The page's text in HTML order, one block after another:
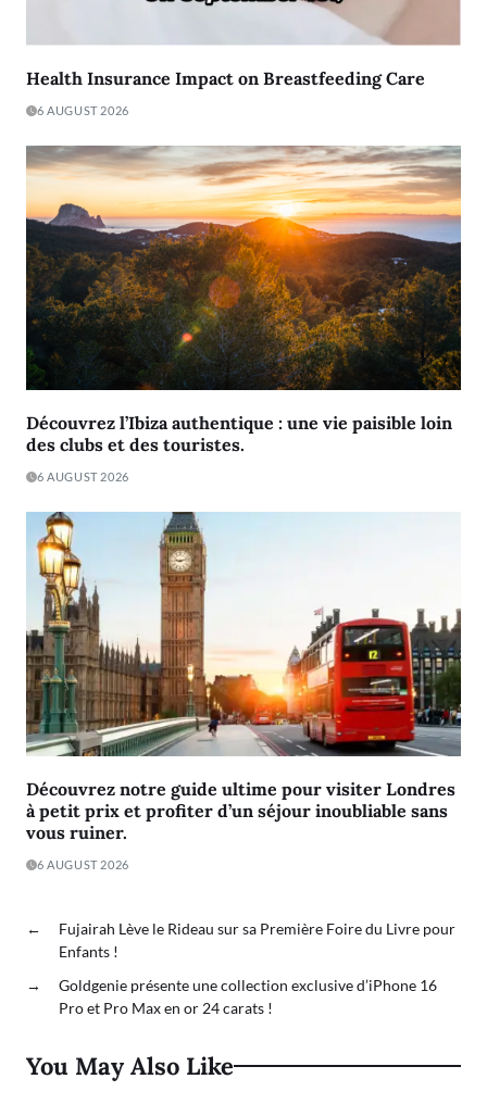
Health Insurance Impact on Breastfeeding Care
6 AUGUST 2026
Découvrez l’Ibiza authentique : une vie paisible loin
des clubs et des touristes.
6 AUGUST 2026
Découvrez notre guide ultime pour visiter Londres
à petit prix et profiter d’un séjour inoubliable sans
vous ruiner.
6 AUGUST 2026
←
Fujairah Lève le Rideau sur sa Première Foire du Livre pour
Enfants !
→
Goldgenie présente une collection exclusive d’iPhone 16
Pro et Pro Max en or 24 carats !
You May Also Like